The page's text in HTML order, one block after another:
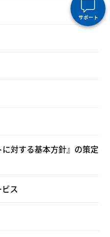
サポート
に対する基本方針』の策定
ス